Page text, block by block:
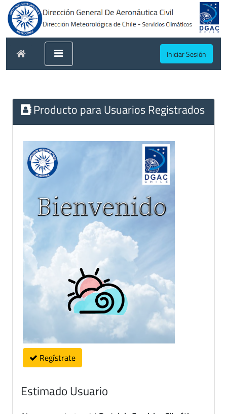
Iniciar Sesión
Producto para Usuarios Registrados
Regístrate
Estimado Usuario